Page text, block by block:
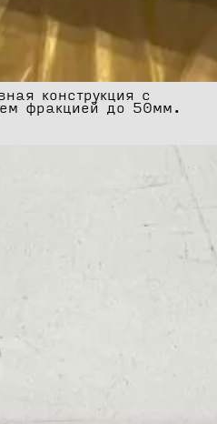
конструкция с
фракцией до 50мм.